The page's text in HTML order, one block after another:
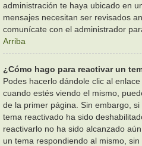
administración te haya ubicado en
mensajes necesitan ser revisados
comunícate con el administrador
Arriba
¿Cómo hago para reactivar un
Podes hacerlo dándole clic al
cuando estés viendo el mismo,
de la primer página. Sin embargo,
tema reactivado ha sido
reactivarlo no ha sido alcanzado
un tema respondiendo al mismo,